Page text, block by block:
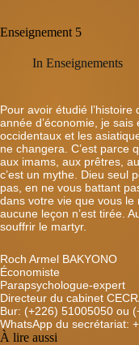
Enseignement 5
In Enseignements
Pour avoir étudié
année d’économie, je
occidentaux et les
ne changera. C’est parce
aux imams, aux prêtres,
c’est un mythe. Dieu seul
pas, en ne vous battant
dans votre vie que vous le
aucune leçon n’est tirée.
souffrir le martyr.
Roch Armel BAKYONO
Économiste
Parapsychologue-expert
Directeur du cabinet
Bur: (+226) 51005050 ou
WhatsApp du secrétariat:
À lire aussi